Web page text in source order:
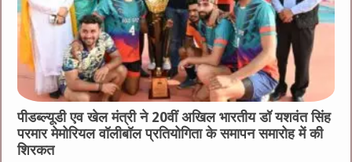
पीडब्ल्यूडी एव खेल मंत्री ने 20वीं अखिल भारतीय डॉ यशवंत सिंह
परमार मेमोरियल वॉलीबॉल प्रतियोगिता के समापन समारोह में की
शिरकत